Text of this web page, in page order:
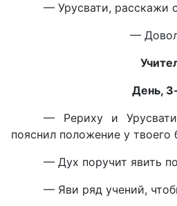
— Урусвати, расскажи
—
День,
— Рериху и
пояснил положение у твоего
— Дух поручит явить
— Яви ряд учений,